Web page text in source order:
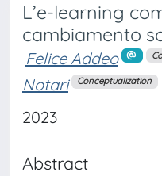
L’e-learning
cambiamento
Felice Addeo
Notari
Conceptualization
2023
Abstract